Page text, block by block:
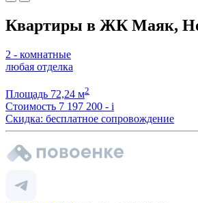
Квартиры в ЖК Маяк,
2 - комнатные
любая отделка
Площадь 72,24 м2
Стоимость 7 197 200 - i
Скидка: бесплатное сопровождение